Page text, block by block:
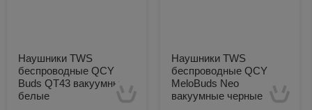
Наушники TWS
беспроводные QCY
Buds QT43 вакуумные
белые
Наушники TWS
беспроводные QCY
MeloBuds Neo
вакуумные черные